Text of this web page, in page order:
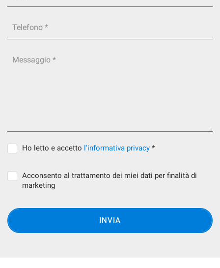
Telefono *
Messaggio *
Ho letto e accetto l'informativa privacy *
Acconsento al trattamento dei miei dati per finalità di
marketing
INVIA